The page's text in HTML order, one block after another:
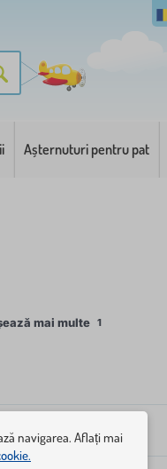
Așternuturi pentru pat
mai multe 1
navigarea. Aflați mai